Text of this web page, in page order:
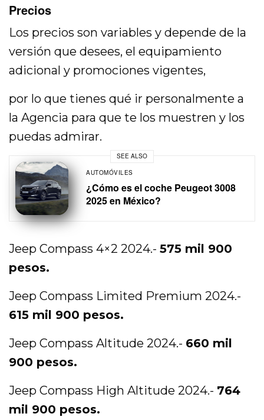
Precios
Los precios son variables y depende de la
versión que desees, el equipamiento
adicional y promociones vigentes,
por lo que tienes qué ir personalmente a
la Agencia para que te los muestren y los
puedas admirar.
SEE ALSO
AUTOMÓVILES
¿Cómo es el coche Peugeot 3008
2025 en México?
Jeep Compass 4×2 2024.-575 mil 900
pesos.
Jeep Compass Limited Premium 2024.-
615 mil 900 pesos.
Jeep Compass Altitude 2024.- 660 mil
900 pesos.
Jeep Compass High Altitude 2024.- 764
mil 900 pesos.